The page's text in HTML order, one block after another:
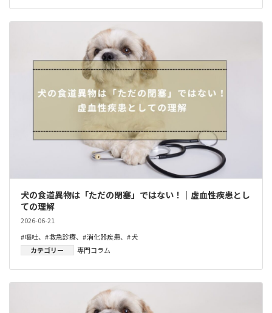
犬の食道異物は「ただの閉塞」ではない！｜虚血性疾患とし
ての理解
2026-06-21
嘔吐、 救急診療、 消化器疾患、
犬
カテゴリー
専門コラム